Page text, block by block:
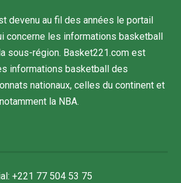
devenu au fil des années le portail
concerne les informations basketball
sous-région. Basket221.com est
informations basketball des
nationaux, celles du continent et
la NBA.
+221 77 504 53 75